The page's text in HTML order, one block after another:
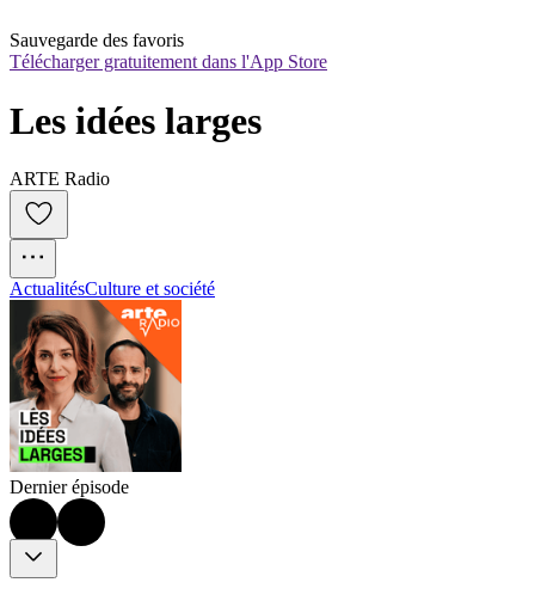
Sauvegarde des favoris
Télécharger gratuitement dans l'App Store
Les idées larges
ARTE Radio
ActualitésCulture et société
Dernier épisode